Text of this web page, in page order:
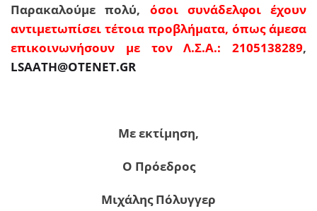
Παρακαλούμε πολύ, όσοι συνάδελφοι έχουν
αντιμετωπίσει τέτοια προβλήματα, όπως άμεσα
επικοινωνήσουν με τον Λ.Σ.Α.: 2105138289,
LSAATH@OTENET.GR
Με εκτίμηση,
Ο Πρόεδρος
Μιχάλης Πόλυγγερ